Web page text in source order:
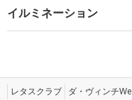
イルミネーション
レタスクラブ ダ・ヴィンチ